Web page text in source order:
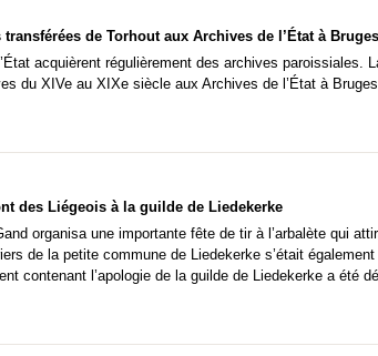
de Torhout aux Archives de l’État à Bruges
acquièrent régulièrement des archives paroissiales.
du XIVe au XIXe siècle aux Archives de l’État à
des Liégeois à la guilde de Liedekerke
organisa une importante fête de tir à l’arbalète qui
de la petite commune de Liedekerke s’était
contenant l’apologie de la guilde de Liedekerke a été